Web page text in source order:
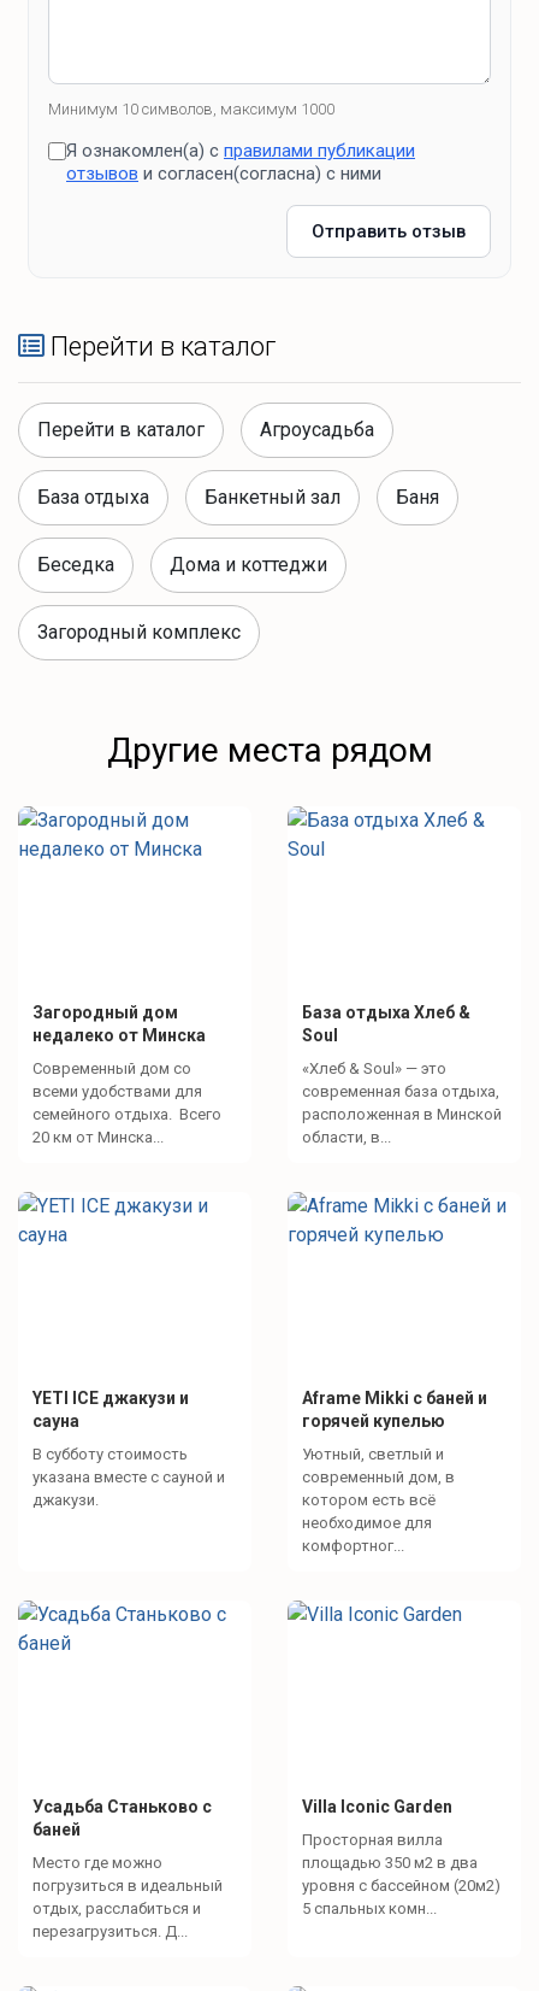
Минимум 10 символов, максимум 1000
Я ознакомлен(а) с правилами публикации
отзывов и согласен(согласна) с ними
Отправить отзыв
Перейти в каталог
Перейти в каталог Агроусадьба
База отдыха Банкетный зал Баня
Беседка Дома и коттеджи
Загородный комплекс
Другие места рядом
Загородный дом
недалеко от Минска
Современный дом со
всеми удобствами для
семейного отдыха. Всего
20 км от Минска...
База отдыха Хлеб &
Soul
«Хлеб & Soul» — это
современная база отдыха,
расположенная в Минской
области, в...
YETI ICE джакузи и
сауна
В субботу стоимость
указана вместе с сауной и
джакузи.
Aframe Mikki с баней и
горячей купелью
Уютный, светлый и
современный дом, в
котором есть всё
необходимое для
комфортног...
Усадьба Станьково с
баней
Место где можно
погрузиться в идеальный
отдых, расслабиться и
перезагрузиться. Д...
Villa Iconic Garden
Просторная вилла
площадью 350 м2 в два
уровня с бассейном (20м2)
5 спальных комн...